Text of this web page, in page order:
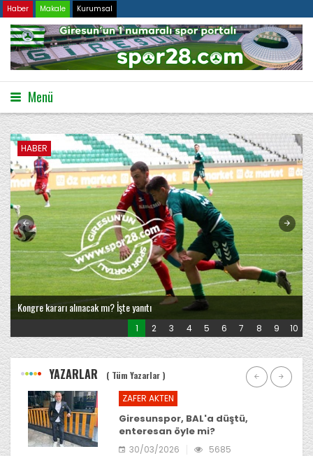
Haber Makale Kurumsal
Menü
HABER
Kongre kararı alınacak mı? İşte yanıtı
1 2 3 4 5 6 7 8 9 10
YAZARLAR
( Tüm Yazarlar )
ZAFER AKTEN
Giresunspor, BAL'a düştü,
enteresan öyle mi?
30/03/2026 5685